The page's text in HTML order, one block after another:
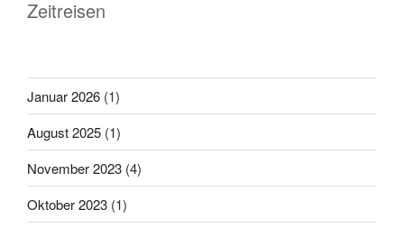
Zeitreisen
Januar 2026 (1)
August 2025 (1)
November 2023 (4)
Oktober 2023 (1)